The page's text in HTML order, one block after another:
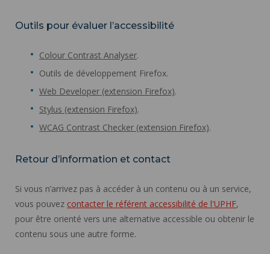
Outils pour évaluer l’accessibilité
Colour Contrast Analyser.
Outils de développement Firefox.
Web Developer (extension Firefox).
Stylus (extension Firefox).
WCAG Contrast Checker (extension Firefox).
Retour d’information et contact
Si vous n’arrivez pas à accéder à un contenu ou à un service,
vous pouvez contacter le référent accessibilité de l'UPHF,
pour être orienté vers une alternative accessible ou obtenir le
contenu sous une autre forme.